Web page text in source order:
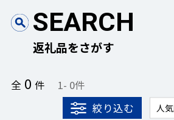
SEARCH
返礼品をさがす
全 0 件 1- 0件
絞り込む